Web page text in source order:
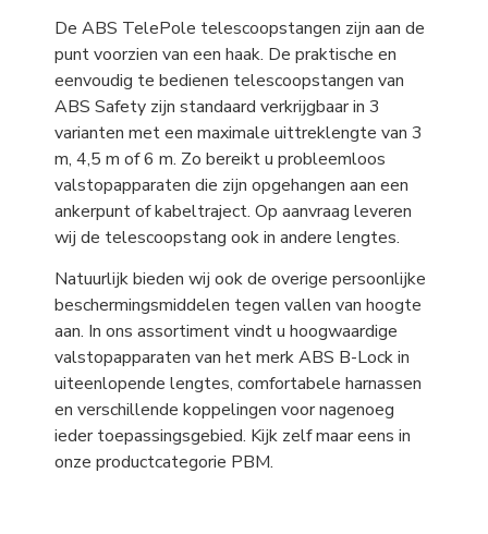
De ABS TelePole telescoopstangen zijn aan de
punt voorzien van een haak. De praktische en
eenvoudig te bedienen telescoopstangen van
ABS Safety zijn standaard verkrijgbaar in 3
varianten met een maximale uittreklengte van 3
m, 4,5 m of 6 m. Zo bereikt u probleemloos
valstopapparaten die zijn opgehangen aan een
ankerpunt of kabeltraject. Op aanvraag leveren
wij de telescoopstang ook in andere lengtes.
Natuurlijk bieden wij ook de overige persoonlijke
beschermingsmiddelen tegen vallen van hoogte
aan. In ons assortiment vindt u hoogwaardige
valstopapparaten van het merk ABS B-Lock in
uiteenlopende lengtes, comfortabele harnassen
en verschillende koppelingen voor nagenoeg
ieder toepassingsgebied. Kijk zelf maar eens in
onze productcategorie PBM.